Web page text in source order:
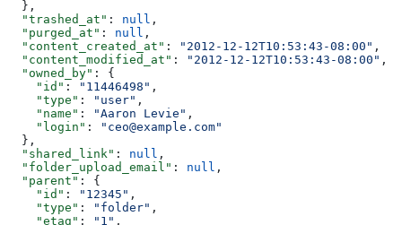
  },
  "trashed_at"
: null ,
  "purged_at"
: null ,
  "content_created_at"
: "2012-12-12T10:53:43-08:00" ,
  "content_modified_at"
: "2012-12-12T10:53:43-08:00" ,
  "owned_by"
: {
    "id"
: "11446498" ,
    "type"
: "user" ,
    "name"
: "Aaron Levie" ,
    "login"
:
"ceo@example.com"
  },
  "shared_link"
: null ,
  "folder_upload_email"
: null ,
  "parent"
: {
    "id"
: "12345" ,
    "type"
: "folder" ,
    "etag"
: "1" ,